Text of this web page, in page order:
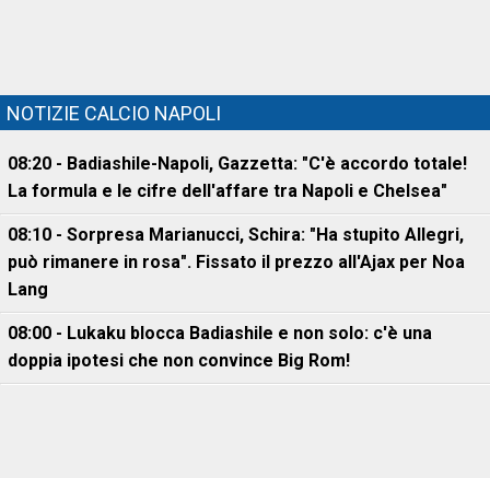
NOTIZIE CALCIO NAPOLI
08:20 - Badiashile-Napoli, Gazzetta: "C'è accordo totale!
La formula e le cifre dell'affare tra Napoli e Chelsea"
08:10 - Sorpresa Marianucci, Schira: "Ha stupito Allegri,
può rimanere in rosa". Fissato il prezzo all'Ajax per Noa
Lang
08:00 - Lukaku blocca Badiashile e non solo: c'è una
doppia ipotesi che non convince Big Rom!